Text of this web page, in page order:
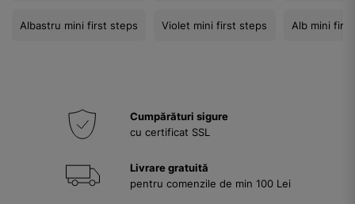
Albastru mini first steps Violet mini first steps Alb mini
Cumpărături sigure
cu certificat SSL
Livrare gratuită
pentru comenzile de min 100 Lei